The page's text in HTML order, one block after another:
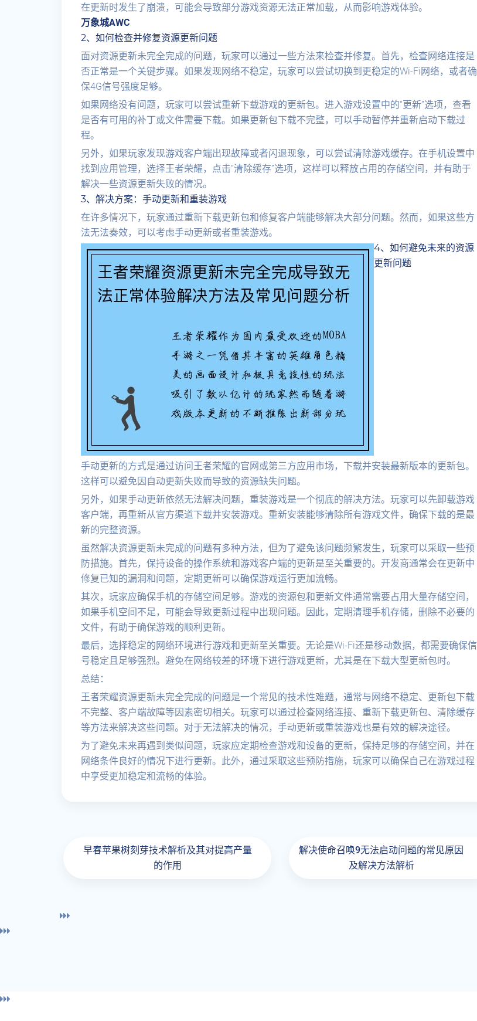
在更新时发生了崩溃，可能会导致部分游戏资源无法正常加载，从而影响游戏体验。
万象城AWC
2、如何检查并修复资源更新问题
面对资源更新未完全完成的问题，玩家可以通过一些方法来检查并修复。首先，检查网络连接是
否正常是一个关键步骤。如果发现网络不稳定，玩家可以尝试切换到更稳定的Wi-Fi网络，或者确
保4G信号强度足够。
如果网络没有问题，玩家可以尝试重新下载游戏的更新包。进入游戏设置中的“更新”选项，查看
是否有可用的补丁或文件需要下载。如果更新包下载不完整，可以手动暂停并重新启动下载过
程。
另外，如果玩家发现游戏客户端出现故障或者闪退现象，可以尝试清除游戏缓存。在手机设置中
找到应用管理，选择王者荣耀，点击“清除缓存”选项，这样可以释放占用的存储空间，并有助于
解决一些资源更新失败的情况。
3、解决方案：手动更新和重装游戏
在许多情况下，玩家通过重新下载更新包和修复客户端能够解决大部分问题。然而，如果这些方
法无法奏效，可以考虑手动更新或者重装游戏。
手动更新的方式是通过访问王者荣耀的官网或第三方应用市场，下载并安装最新版本的更新包。
这样可以避免因自动更新失败而导致的资源缺失问题。
另外，如果手动更新依然无法解决问题，重装游戏是一个彻底的解决方法。玩家可以先卸载游戏
客户端，再重新从官方渠道下载并安装游戏。重新安装能够清除所有游戏文件，确保下载的是最
新的完整资源。
4、如何避免未来的资源
更新问题
虽然解决资源更新未完成的问题有多种方法，但为了避免该问题频繁发生，玩家可以采取一些预
防措施。首先，保持设备的操作系统和游戏客户端的更新是至关重要的。开发商通常会在更新中
修复已知的漏洞和问题，定期更新可以确保游戏运行更加流畅。
其次，玩家应确保手机的存储空间足够。游戏的资源包和更新文件通常需要占用大量存储空间，
如果手机空间不足，可能会导致更新过程中出现问题。因此，定期清理手机存储，删除不必要的
文件，有助于确保游戏的顺利更新。
最后，选择稳定的网络环境进行游戏和更新至关重要。无论是Wi-Fi还是移动数据，都需要确保信
号稳定且足够强烈。避免在网络较差的环境下进行游戏更新，尤其是在下载大型更新包时。
总结：
王者荣耀资源更新未完全完成的问题是一个常见的技术性难题，通常与网络不稳定、更新包下载
不完整、客户端故障等因素密切相关。玩家可以通过检查网络连接、重新下载更新包、清除缓存
等方法来解决这些问题。对于无法解决的情况，手动更新或重装游戏也是有效的解决途径。
为了避免未来再遇到类似问题，玩家应定期检查游戏和设备的更新，保持足够的存储空间，并在
网络条件良好的情况下进行更新。此外，通过采取这些预防措施，玩家可以确保自己在游戏过程
中享受更加稳定和流畅的体验。
早春苹果树刻芽技术解析及其对提高产量
的作用
解决使命召唤9无法启动问题的常见原因
及解决方法解析